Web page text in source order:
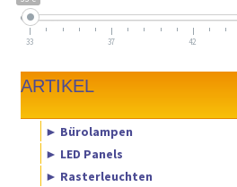
33 37 42
ARTIKEL
► Bürolampen
► LED Panels
► Rasterleuchten